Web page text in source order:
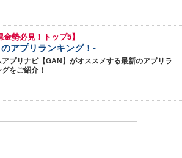
金勢必見！トップ5】
アプリランキング！-
アプリナビ【GAN】がオススメする最新のアプリラ
をご紹介！